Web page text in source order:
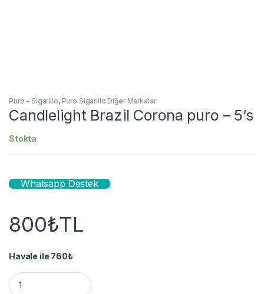
Puro - Sigarillo, Puro Sigarillo Diğer Markalar
Candlelight Brazil Corona puro – 5’s
Stokta
Whatsapp Destek
800₺TL
Havale ile 760₺
Candlelight Brazil Corona puro - 5's quantity